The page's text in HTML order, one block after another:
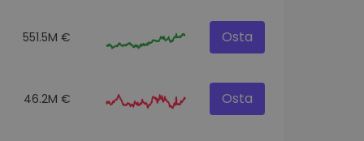
551.5M € Osta
46.2M € Osta